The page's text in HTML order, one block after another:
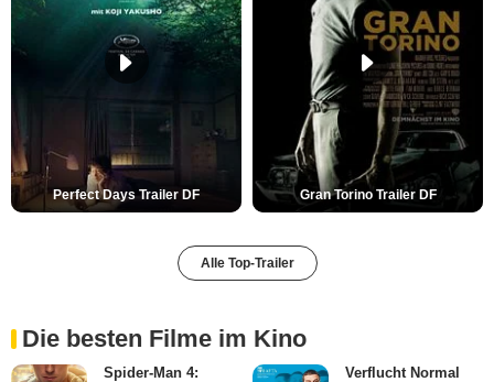
Perfect Days Trailer DF Gran Torino Trailer DF
Alle Top-Trailer
Die besten Filme im Kino
Spider-Man 4:
Verflucht Normal